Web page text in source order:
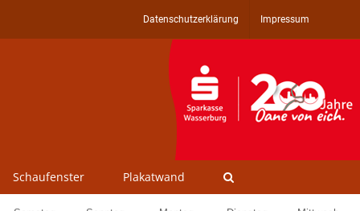
Datenschutzerklärung Impressum
Schaufenster Plakatwand